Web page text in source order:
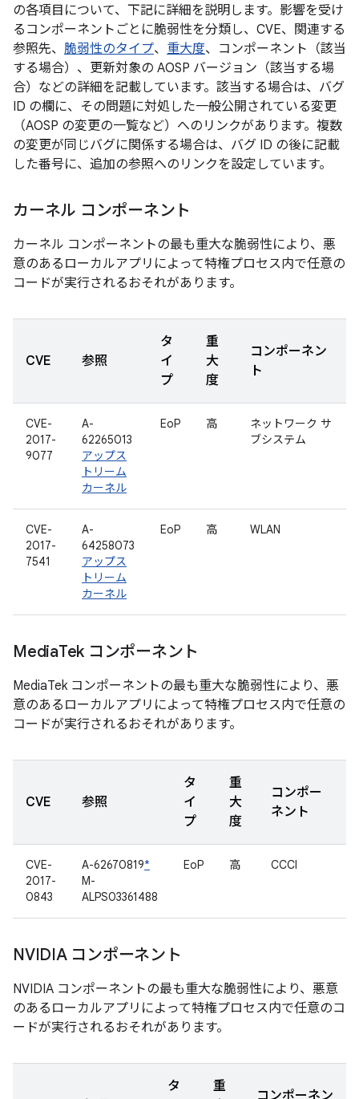
の各項目について、下記に詳細を説明します。影響を受け
るコンポーネントごとに脆弱性を分類し、CVE、関連する
参照先、 脆弱性のタイプ、 重大度、コンポーネント（該当
する場合）、更新対象の AOSP バージョン（該当する場
合）などの詳細を記載しています。該当する場合は、バグ
ID の欄に、その問題に対処した一般公開されている変更
（AOSP の変更の一覧など）へのリンクがあります。複数
の変更が同じバグに関係する場合は、バグ ID の後に記載
した番号に、追加の参照へのリンクを設定しています。
カーネル コンポーネント
カーネル コンポーネントの最も重大な脆弱性により、悪
意のあるローカルアプリによって特権プロセス内で任意の
コードが実行されるおそれがあります。
CVE 参照
タ
イ
プ
重
大
度
コンポーネン
ト
CVE-
2017-
9077
A-
62265013
アップス
トリーム
カーネル
EoP 高
ネットワーク サ
ブシステム
CVE-
2017-
7541
A-
64258073
アップス
トリーム
カーネル
EoP 高 WLAN
MediaTek コンポーネント
MediaTek コンポーネントの最も重大な脆弱性により、悪
意のあるローカルアプリによって特権プロセス内で任意の
コードが実行されるおそれがあります。
CVE 参照
タ
イ
プ
重
大
度
コンポー
ネント
CVE-
2017-
0843
A-62670819*
M-
ALPS03361488
EoP 高 CCCI
NVIDIA コンポーネント
NVIDIA コンポーネントの最も重大な脆弱性により、悪意
のあるローカルアプリによって特権プロセス内で任意のコ
ードが実行されるおそれがあります。
タ
重
コンポーネン